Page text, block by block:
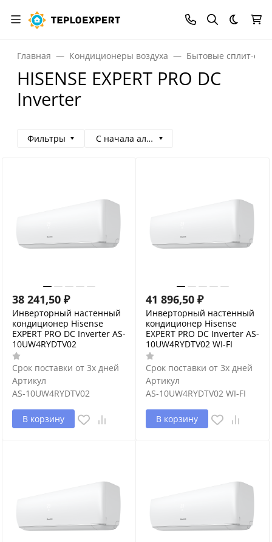
Темная
Главная Кондиционеры воздуха Бытовые сплит-
HISENSE EXPERT PRO DC
Inverter
Фильтры С начала алфавита
38 241,50 ₽
Инверторный настенный
кондиционер Hisense
EXPERT PRO DC Inverter AS-
10UW4RYDTV02
Срок поставки от 3х дней
Артикул
AS-10UW4RYDTV02
В корзину
41 896,50 ₽
Инверторный настенный
кондиционер Hisense
EXPERT PRO DC Inverter AS-
10UW4RYDTV02 WI-FI
Срок поставки от 3х дней
Артикул
AS-10UW4RYDTV02 WI-FI
В корзину